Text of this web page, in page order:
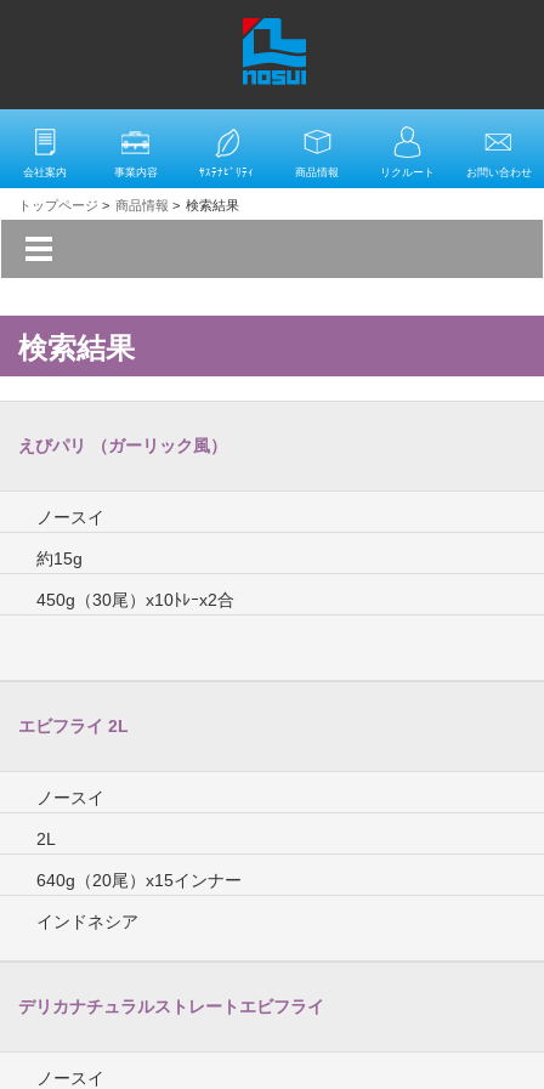
会社案内 事業内容 ｻｽﾃﾅﾋﾞﾘﾃｨ 商品情報 リクルート お問い合わせ
トップページ > 商品情報 > 検索結果
検索結果
えびパリ （ガーリック風）
ノースイ
約15g
450g（30尾）x10ﾄﾚｰx2合
エビフライ 2L
ノースイ
2L
640g（20尾）x15インナー
インドネシア
デリカナチュラルストレートエビフライ
ノースイ